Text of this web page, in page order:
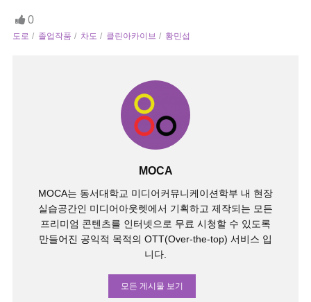
0
도로 졸업작품 차도 클린아카이브 황민섭
MOCA
MOCA는 동서대학교 미디어커뮤니케이션학부 내 현장
실습공간인 미디어아웃렛에서 기획하고 제작되는 모든
프리미엄 콘텐츠를 인터넷으로 무료 시청할 수 있도록
만들어진 공익적 목적의 OTT(Over-the-top) 서비스 입
니다.
모든 게시물 보기